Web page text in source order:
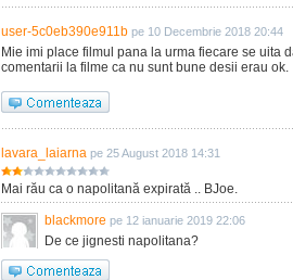
user-5c0eb390e911b pe 10 Decembrie 2018 20:44
Mie imi place filmul pana la urma fiecare se uita
comentarii la filme ca nu sunt bune desii erau ok.
lavara_laiarna pe 25 August 2018 14:31
Mai rău ca o napolitană expirată .. BJoe.
blackmore pe 12 ianuarie 2019 22:06
De ce jignesti napolitana?